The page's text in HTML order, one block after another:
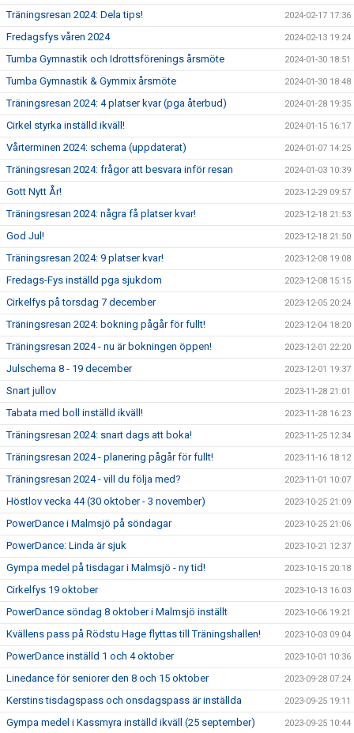
Träningsresan 2024: Dela tips! 2024-02-17 17:36
Fredagsfys våren 2024 2024-02-13 19:24
Tumba Gymnastik och Idrottsförenings årsmöte 2024-01-30 18:51
Tumba Gymnastik & Gymmix årsmöte 2024-01-30 18:48
Träningsresan 2024: 4 platser kvar (pga återbud) 2024-01-28 19:35
Cirkel styrka inställd ikväll! 2024-01-15 16:17
Vårterminen 2024: schema (uppdaterat) 2024-01-07 14:25
Träningsresan 2024: frågor att besvara inför resan 2024-01-03 10:39
Gott Nytt År! 2023-12-29 09:57
Träningsresan 2024: några få platser kvar! 2023-12-18 21:53
God Jul! 2023-12-18 21:50
Träningsresan 2024: 9 platser kvar! 2023-12-08 19:08
Fredags-Fys inställd pga sjukdom 2023-12-08 15:15
Cirkelfys på torsdag 7 december 2023-12-05 20:24
Träningsresan 2024: bokning pågår för fullt! 2023-12-04 18:20
Träningsresan 2024 - nu är bokningen öppen! 2023-12-01 22:20
Julschema 8 - 19 december 2023-12-01 19:37
Snart jullov 2023-11-28 21:01
Tabata med boll inställd ikväll! 2023-11-28 16:23
Träningsresan 2024: snart dags att boka! 2023-11-25 12:34
Träningsresan 2024 - planering pågår för fullt! 2023-11-16 18:12
Träningsresan 2024 - vill du följa med? 2023-11-01 10:07
Höstlov vecka 44 (30 oktober - 3 november) 2023-10-25 21:09
PowerDance i Malmsjö på söndagar 2023-10-25 21:06
PowerDance: Linda är sjuk 2023-10-21 12:37
Gympa medel på tisdagar i Malmsjö - ny tid! 2023-10-15 20:18
Cirkelfys 19 oktober 2023-10-13 16:03
PowerDance söndag 8 oktober i Malmsjö inställt 2023-10-06 19:21
Kvällens pass på Rödstu Hage flyttas till Träningshallen! 2023-10-03 09:04
PowerDance inställd 1 och 4 oktober 2023-10-01 10:36
Linedance för seniorer den 8 och 15 oktober 2023-09-28 07:24
Kerstins tisdagspass och onsdagspass är inställda 2023-09-25 19:11
Gympa medel i Kassmyra inställd ikväll (25 september) 2023-09-25 10:44